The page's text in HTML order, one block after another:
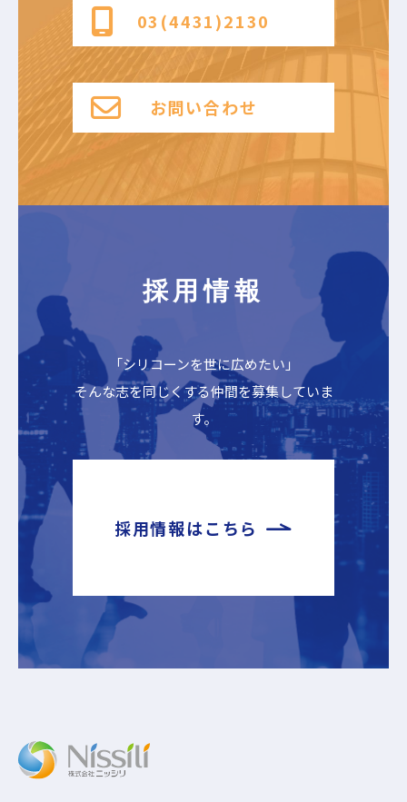
03(4431)2130
お問い合わせ
採用情報
「シリコーンを世に広めたい」
そんな志を同じくする仲間を募集していま
す。
採用情報はこちら